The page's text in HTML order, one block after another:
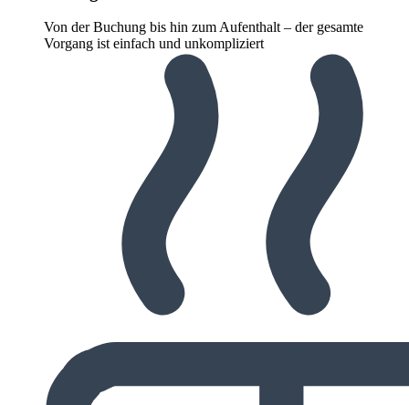
Von der Buchung bis hin zum Aufenthalt – der gesamte
Vorgang ist einfach und unkompliziert